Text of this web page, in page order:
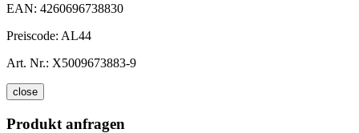
EAN: 4260696738830
Preiscode: AL44
Art. Nr.: X5009673883-9
close
Produkt anfragen